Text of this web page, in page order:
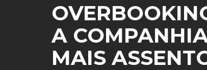
A
MAIS